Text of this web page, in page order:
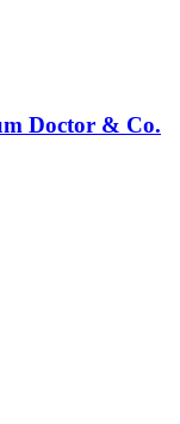
Doctor & Co.